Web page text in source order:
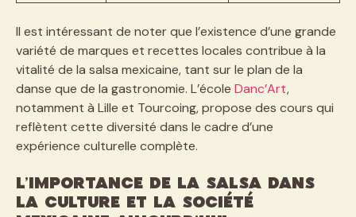
Il est intéressant de noter que l’existence d’une grande
variété de marques et recettes locales contribue à la
vitalité de la salsa mexicaine, tant sur le plan de la
danse que de la gastronomie. L’école Danc’Art,
notamment à Lille et Tourcoing, propose des cours qui
reflètent cette diversité dans le cadre d’une
expérience culturelle complète.
L’importance de la salsa dans
la culture et la société